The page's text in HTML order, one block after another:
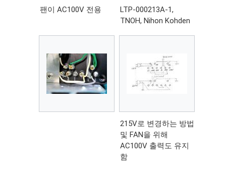
팬이 AC100V 전용
LTP-000213A-1,
TNOH, Nihon Kohden
215V로 변경하는 방법
및 FAN을 위해
AC100V 출력도 유지
함